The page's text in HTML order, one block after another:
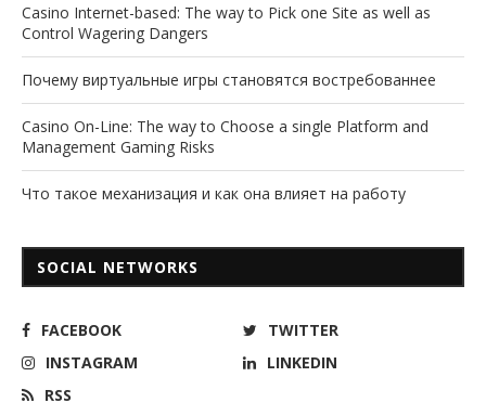
Casino Internet-based: The way to Pick one Site as well as
Control Wagering Dangers
Почему виртуальные игры становятся востребованнее
Casino On-Line: The way to Choose a single Platform and
Management Gaming Risks
Что такое механизация и как она влияет на работу
SOCIAL NETWORKS
FACEBOOK
TWITTER
INSTAGRAM
LINKEDIN
RSS